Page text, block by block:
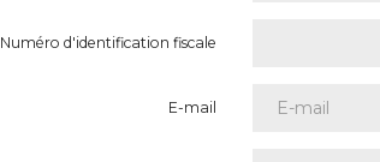
Numéro d'identification fiscale
E-mail